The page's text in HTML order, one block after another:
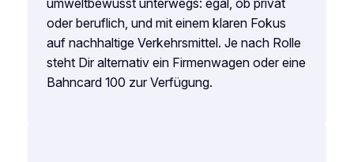
oder beruflich, und mit einem klaren Fokus
auf nachhaltige Verkehrsmittel. Je nach Rolle
steht Dir alternativ ein Firmenwagen oder eine
Bahncard 100 zur Verfügung.